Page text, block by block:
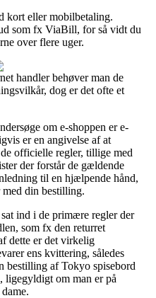
kort eller mobilbetaling.
som fx ViaBill, for så vidt du
over flere uger.
handler behøver man de
dog er det ofte et
om e-shoppen er e-
er en angivelse af at
officielle regler, tillige med
der forstår de gældende
til en hjælpende hånd,
din bestilling.
ind i de primære regler der
som fx den returret
dette er det virkelig
ens kvittering, således
bestilling af Tokyo spisebord
ligegyldigt om man er på